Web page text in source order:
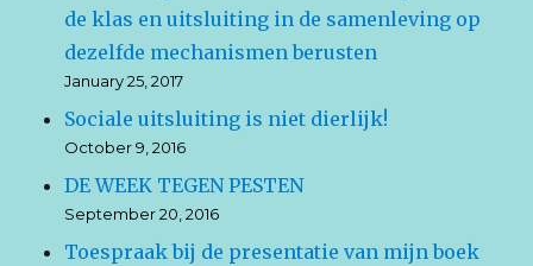
de klas en uitsluiting in de samenleving op
dezelfde mechanismen berusten
January 25, 2017
Sociale uitsluiting is niet dierlijk!
October 9, 2016
DE WEEK TEGEN PESTEN
September 20, 2016
Toespraak bij de presentatie van mijn boek